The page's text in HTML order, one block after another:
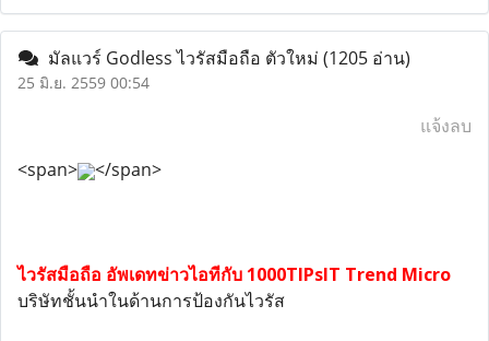
มัลแวร์ Godless ไวรัสมือถือ ตัวใหม่ (1205 อ่าน)
25 มิ.ย. 2559 00:54
แจ้งลบ
<span>
</span>
ไวรัสมือถือ อัพเดทข่าวไอทีกับ 1000TIPsIT Trend Micro
บริษัทชั้นนำในด้านการป้องกันไวรัส